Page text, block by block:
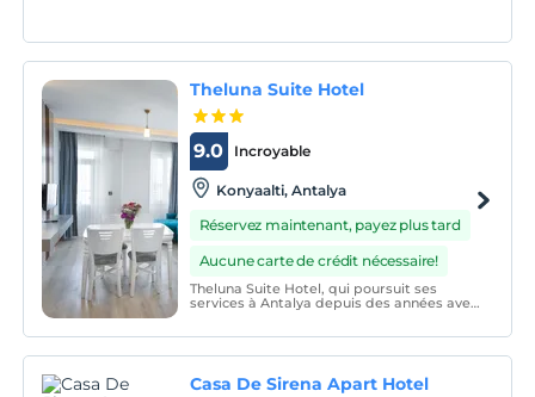
Theluna Suite Hotel
Incroyable
9.0
Konyaalti, Antalya
Réservez maintenant, payez plus tard
Aucune carte de crédit nécessaire!
Theluna Suite Hotel, qui poursuit ses
services à Antalya depuis des années avec
maintenant la fonctionnalité au premier
plan dans s
Casa De Sirena Apart Hotel